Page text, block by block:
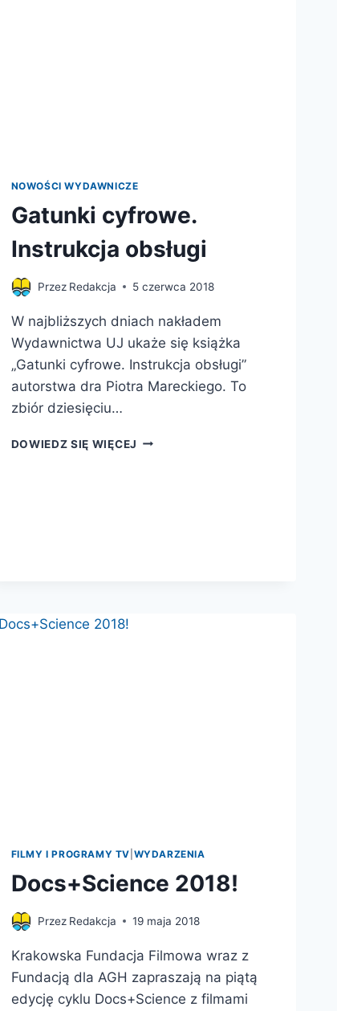
NOWOŚCI WYDAWNICZE
Gatunki cyfrowe.
Instrukcja obsługi
Przez Redakcja 5 czerwca 2018
W najbliższych dniach nakładem
Wydawnictwa UJ ukaże się książka
„Gatunki cyfrowe. Instrukcja obsługi”
autorstwa dra Piotra Mareckiego. To
zbiór dziesięciu…
DOWIEDZ SIĘ WIĘCEJ GATUNKI
FILMY I PROGRAMY TV WYDARZENIA
Docs+Science 2018!
Przez Redakcja 19 maja 2018
Krakowska Fundacja Filmowa wraz z
Fundacją dla AGH zapraszają na piątą
edycję cyklu Docs+Science z filmami